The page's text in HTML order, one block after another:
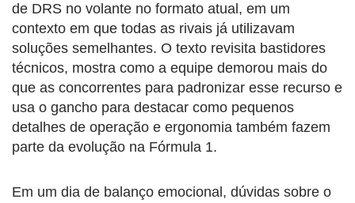
de DRS no volante no formato atual, em um
contexto em que todas as rivais já utilizavam
soluções semelhantes. O texto revisita bastidores
técnicos, mostra como a equipe demorou mais do
que as concorrentes para padronizar esse recurso e
usa o gancho para destacar como pequenos
detalhes de operação e ergonomia também fazem
parte da evolução na Fórmula 1.
Em um dia de balanço emocional, dúvidas sobre o